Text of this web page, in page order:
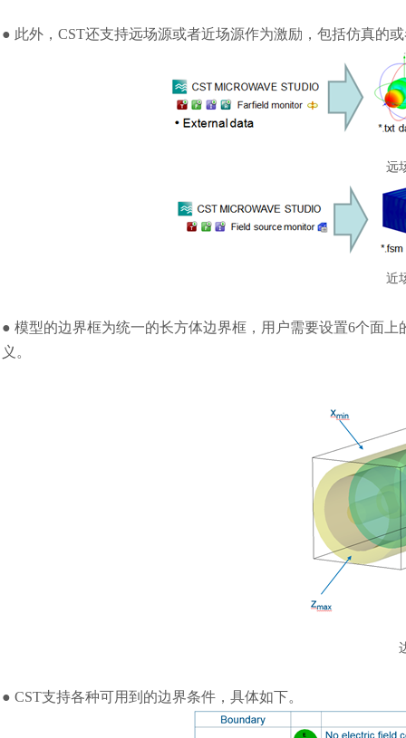
● 此外，CST还支持远场源或者近场源作为激励，包括仿真的
远
近
● 模型的边界框为统一的长方体边界框，用户需要设置6个面
义。
● CST支持各种可用到的边界条件，具体如下。